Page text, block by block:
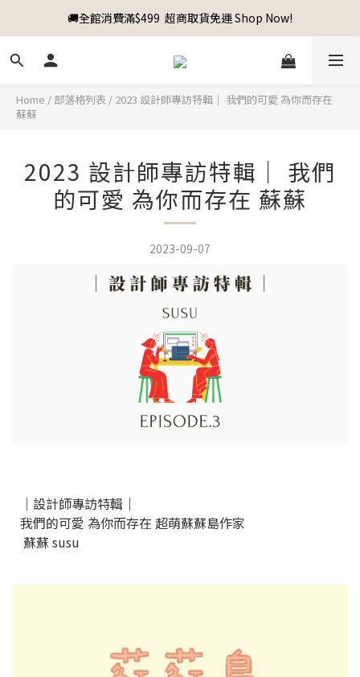
🚚全館消費滿$499  超商取貨免運 Shop Now!
Home / 部落格列表 / 2023 設計師專訪特輯｜ 我們的可愛 為你而存在
蘇蘇
2023 設計師專訪特輯｜ 我們
的可愛 為你而存在 蘇蘇
2023-09-07
｜設計師專訪特輯｜
我們的可愛 為你而存在 超萌蘇蘇島作家
蘇蘇 susu